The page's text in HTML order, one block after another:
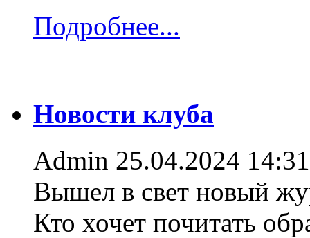
Подробнее...
Новости клуба
Admin 25.04.2024 14:31
Вышел в свет новый
Кто хочет почитать